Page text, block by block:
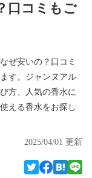
口コミもご
ぜ安いの？口コミ
す。ジャンヌアル
方、人気の香水に
える香水をお探し
2025/04/01 更新